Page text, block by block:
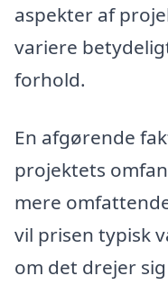
aspekter af
variere
forhold.
En afgørende
projektets
mere
vil prisen typisk
om det drejer